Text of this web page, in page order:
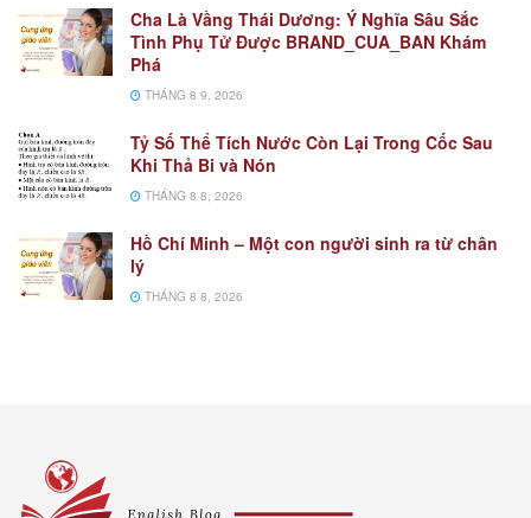
Cha Là Vầng Thái Dương: Ý Nghĩa Sâu Sắc
Tình Phụ Tử Được BRAND_CUA_BAN Khám
Phá
THÁNG 8 9, 2026
Tỷ Số Thể Tích Nước Còn Lại Trong Cốc Sau
Khi Thả Bi và Nón
THÁNG 8 8, 2026
Hồ Chí Minh – Một con người sinh ra từ chân
lý
THÁNG 8 8, 2026